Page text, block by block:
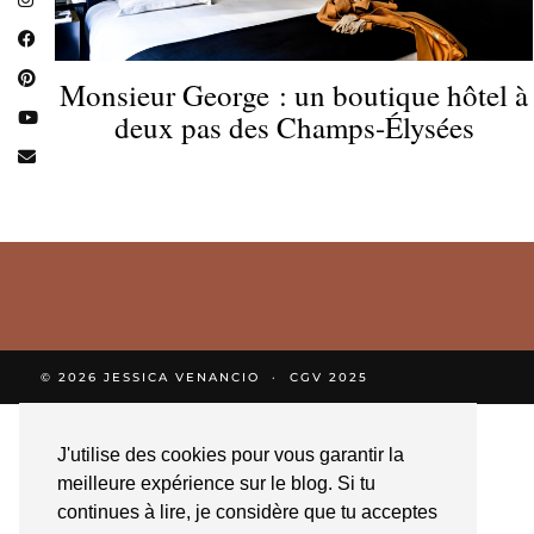
J'utilise des cookies pour vous garantir la
meilleure expérience sur le blog. Si tu
continues à lire, je considère que tu acceptes
Monsieur George : un boutique hôtel à
deux pas des Champs-Élysées
© 2026 JESSICA VENANCIO CGV 2025